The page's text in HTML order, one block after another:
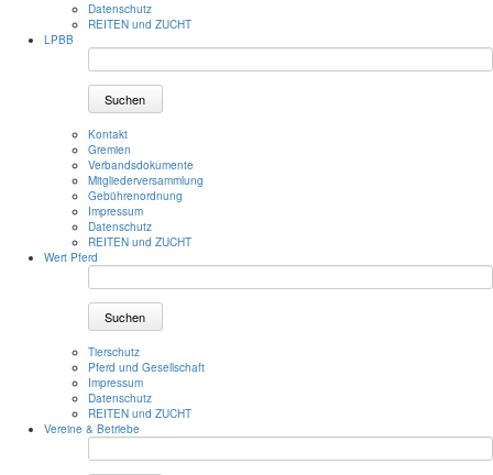
Datenschutz
REITEN und ZUCHT
LPBB
Suchen
Kontakt
Gremien
Verbandsdokumente
Mitgliederversammlung
Gebührenordnung
Impressum
Datenschutz
REITEN und ZUCHT
Wert Pferd
Suchen
Tierschutz
Pferd und Gesellschaft
Impressum
Datenschutz
REITEN und ZUCHT
Vereine & Betriebe